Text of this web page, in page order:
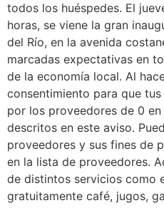
todos los huéspedes. El
horas, se viene la gran
del Río, en la avenida
marcadas expectativas en
de la economía local. Al
consentimiento para que
por los proveedores de 0
descritos en este aviso.
proveedores y sus fines de
en la lista de proveedores.
de distintos servicios como
gratuitamente café, jugos,